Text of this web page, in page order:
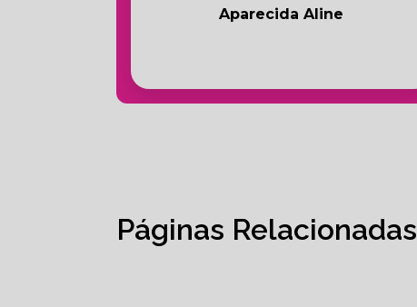
Aparecida Aline
Páginas Relacionadas